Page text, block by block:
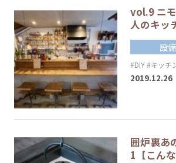
vol.9 ニ
人のキッ
設備
#DIY#キッチ
2019.12.26
囲炉裏
1【こん